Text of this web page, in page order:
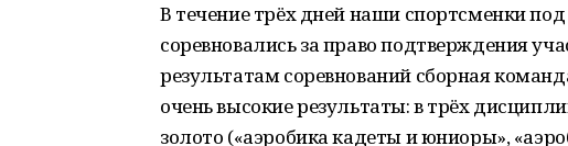
В течение трёх дней наши спортсменки
соревновались за право подтверждения
результатам соревнований сборная
очень высокие результаты: в трёх
золото («аэробика кадеты и юниоры»,